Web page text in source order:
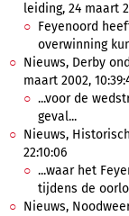
leiding, 24 maart
Feyenoord
overwinning
Nieuws, Derby
maart 2002,
...voor de
geval...
Nieuws,
22:10:06
...waar het
tijdens de
Nieuws,